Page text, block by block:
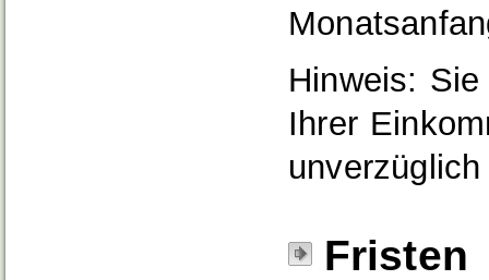
Hinweis:
Ihrer
Fristen